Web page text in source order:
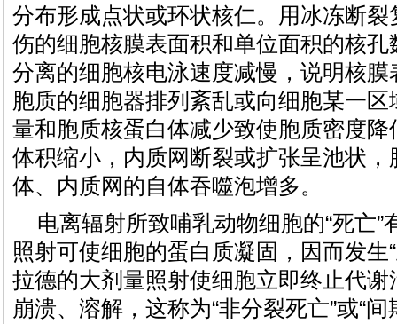
分布形成点状或环状核仁。用冰冻断
伤的细胞核膜表面积和单位面积的核
分离的细胞核电泳速度减慢，说明核
胞质的细胞器排列紊乱或向细胞某一
量和胞质核蛋白体减少致使胞质密度
体积缩小，内质网断裂或扩张呈池状
体、内质网的自体吞噬泡增多。
电离辐射所致哺乳动物细胞的“死亡
照射可使细胞的蛋白质凝固，因而发生
拉德的大剂量照射使细胞立即终止代
崩溃、溶解，这称为“非分裂死亡”或“